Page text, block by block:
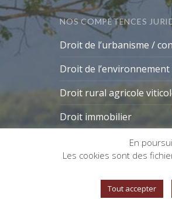
NOS COMPÉTENCES
Droit de l’urbanisme /
Droit de l’environnement
Droit rural agricole
Droit immobilier
Gestion des cookies
En
Les cookies sont des
Tout accepter